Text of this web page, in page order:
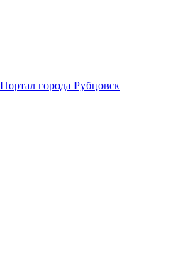
Портал города Рубцовск